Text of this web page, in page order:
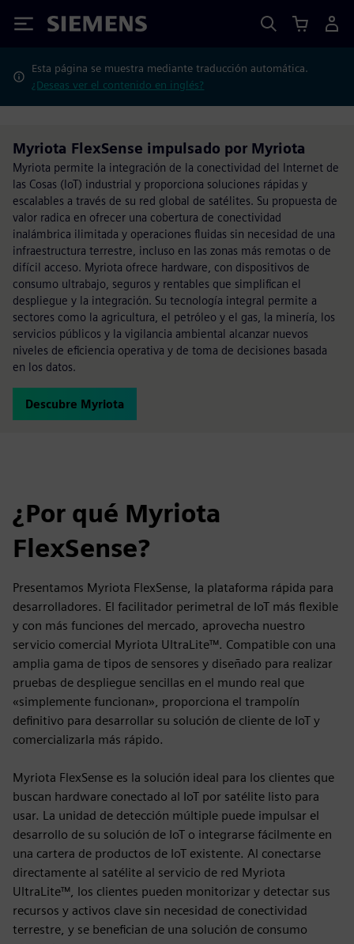
Siemens
Esta página se muestra mediante traducción automática.
¿Deseas ver el contenido en inglés?
Myriota FlexSense impulsado por Myriota
Myriota permite la integración de la conectividad del Internet de
las Cosas (IoT) industrial y proporciona soluciones rápidas y
escalables a través de su red global de satélites. Su propuesta de
valor radica en ofrecer una cobertura de conectividad
inalámbrica ilimitada y operaciones fluidas sin necesidad de una
infraestructura terrestre, incluso en las zonas más remotas o de
difícil acceso. Myriota ofrece hardware, con dispositivos de
consumo ultrabajo, seguros y rentables que simplifican el
despliegue y la integración. Su tecnología integral permite a
sectores como la agricultura, el petróleo y el gas, la minería, los
servicios públicos y la vigilancia ambiental alcanzar nuevos
niveles de eficiencia operativa y de toma de decisiones basada
en los datos.
Descubre Myriota
¿Por qué Myriota
FlexSense?
Presentamos Myriota FlexSense, la plataforma rápida para
desarrolladores. El facilitador perimetral de IoT más flexible
y con más funciones del mercado, aprovecha nuestro
servicio comercial Myriota UltraLite™. Compatible con una
amplia gama de tipos de sensores y diseñado para realizar
pruebas de despliegue sencillas en el mundo real que
«simplemente funcionan», proporciona el trampolín
definitivo para desarrollar su solución de cliente de IoT y
comercializarla más rápido.
Myriota FlexSense es la solución ideal para los clientes que
buscan hardware conectado al IoT por satélite listo para
usar. La unidad de detección múltiple puede impulsar el
desarrollo de su solución de IoT o integrarse fácilmente en
una cartera de productos de IoT existente. Al conectarse
directamente al satélite al servicio de red Myriota
UltraLite™, los clientes pueden monitorizar y detectar sus
recursos y activos clave sin necesidad de conectividad
terrestre, y se benefician de una solución de consumo